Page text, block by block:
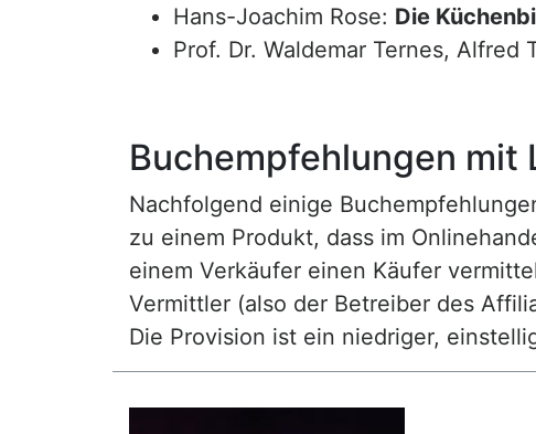
Hans-Joachim Rose: Die
Prof. Dr. Waldemar Ternes, Alfred
Buchempfehlungen mit
Nachfolgend einige
zu einem Produkt, dass im
einem Verkäufer einen Käufer
Vermittler (also der Betreiber des
Die Provision ist ein niedriger,